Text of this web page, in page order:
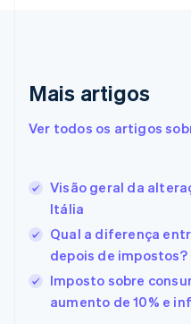
Mais artigos
Ver todos os artigos
Visão geral da
Itália
Qual a diferença
depois de impostos?
Imposto sobre
aumento de 10% e
Eslováquia
English
EnglishItaliano
Estados Unidos
English
Estônia
English
Finlândia
EnglishSvenska
França